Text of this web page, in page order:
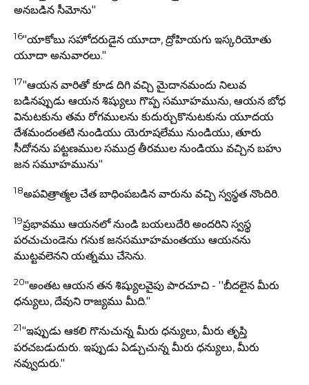
అనబడిన సీమోను"
16"యాకోబు సహోదరుడైన యూదా, ద్రోహియగు ఇస్కరియోతు
యూదా అనువారలు."
17"ఆయన వారితో కూడ దిగి వచ్చి మైదానమందు నిలువ
బడినప్పుడు ఆయన శిష్యులు గొప్ప సమూహమును, ఆయన బోధ
వినుటకును తమ రోగములను కుదుర్చుకొనుటకును యూదయ
దేశమందంతటి నుండియు యెరూషలేము నుండియు, తూరు
సీదోనను పట్టణముల సముద్ర తీరముల నుండియు వచ్చిన బహు
జన సమూహమును"
18అపవిత్రాత్మల చేత బాధింపబడిన వారును వచ్చి స్వస్థత నొందిరి.
19ప్రభావము ఆయనలో నుండి బయలుదేరి అందరిని స్వస్థ
పరచుచుండెను గనుక జనసమూహమంతయు ఆయనను
ముట్టవలెనని యత్నము చేసెను.
20"అంతట ఆయన తన శిష్యులవైపు పారచూచి - ''బీదలైన మీరు
ధన్యులు, దేవుని రాజ్యము మీది."
21"ఇప్పుడు ఆకలి గొనుచున్న మీరు ధన్యులు, మీరు తృప్తి
పరచబడుదురు. ఇప్పుడు ఏడ్చుచున్న మీరు ధన్యులు, మీరు
నవ్వుదురు."